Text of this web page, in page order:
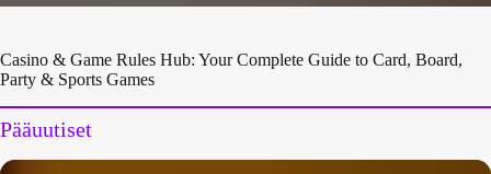
Casino & Game Rules Hub: Your Complete Guide to Card, Board,
Party & Sports Games
Pääuutiset